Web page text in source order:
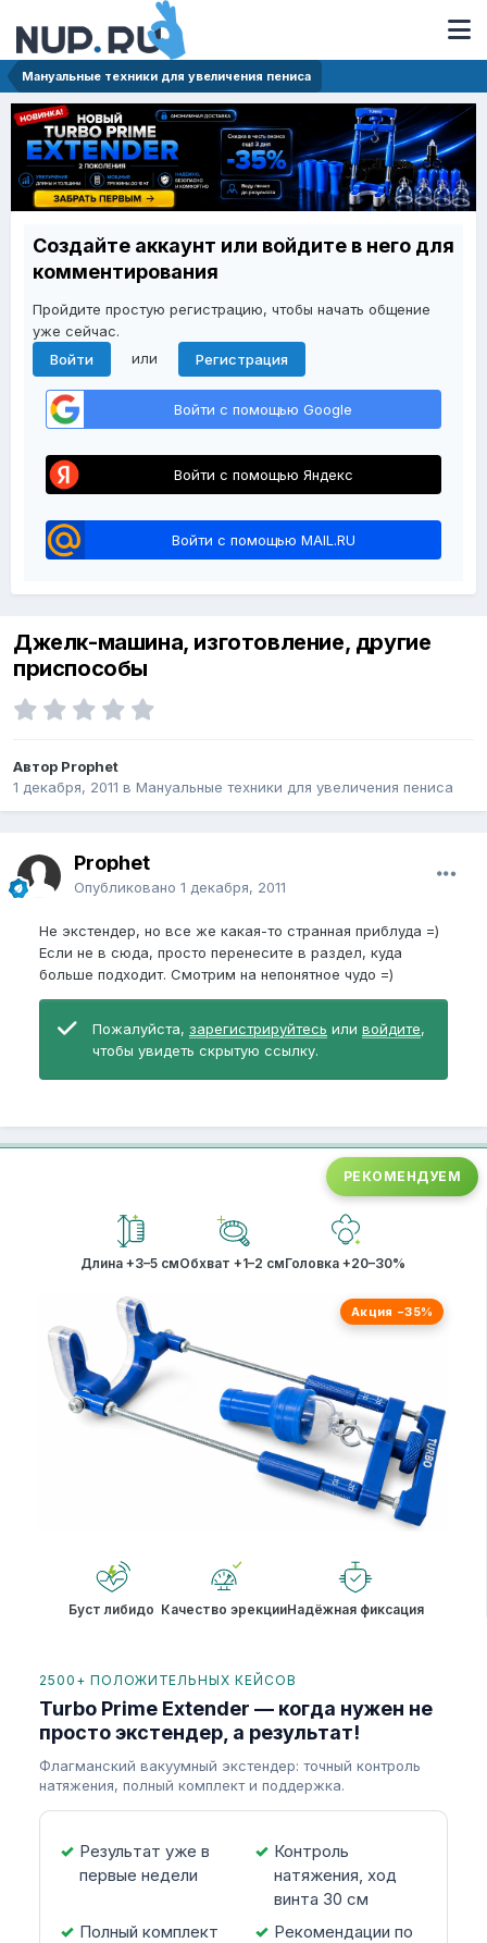
Мануальные техники для увеличения пениса
Создайте аккаунт или войдите в него для
комментирования
Пройдите простую регистрацию, чтобы начать общение
уже сейчас.
Войти
или Регистрация
Войти с помощью Google
Войти с помощью Яндекс
Войти с помощью MAIL.RU
Джелк-машина, изготовление, другие
приспособы
Автор Prophet
1 декабря, 2011 в Мануальные техники для увеличения пениса
Prophet
Опубликовано 1 декабря, 2011
Не экстендер, но все же какая-то странная приблуда =)
Если не в сюда, просто перенесите в раздел, куда
больше подходит. Смотрим на непонятное чудо =)
Пожалуйста, зарегистрируйтесь или войдите,
чтобы увидеть скрытую ссылку.
РЕКОМЕНДУЕМ
Длина +3–5 смОбхват +1–2 смГоловка +20–30%
Акция −35%
Буст либидо Качество эрекцииНадёжная фиксация
2500+ ПОЛОЖИТЕЛЬНЫХ КЕЙСОВ
Turbo Prime Extender — когда нужен не
просто экстендер, а результат!
Флагманский вакуумный экстендер: точный контроль
натяжения, полный комплект и поддержка.
Результат уже в
первые недели
Контроль
натяжения, ход
винта 30 см
Полный комплект
Рекомендации по